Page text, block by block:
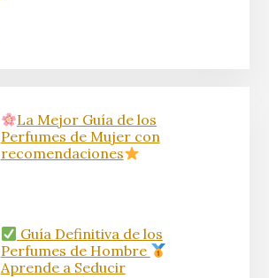
La Mejor Guía de los
Perfumes de Mujer con
recomendaciones
Guía Definitiva de los
Perfumes de Hombre
Aprende a Seducir